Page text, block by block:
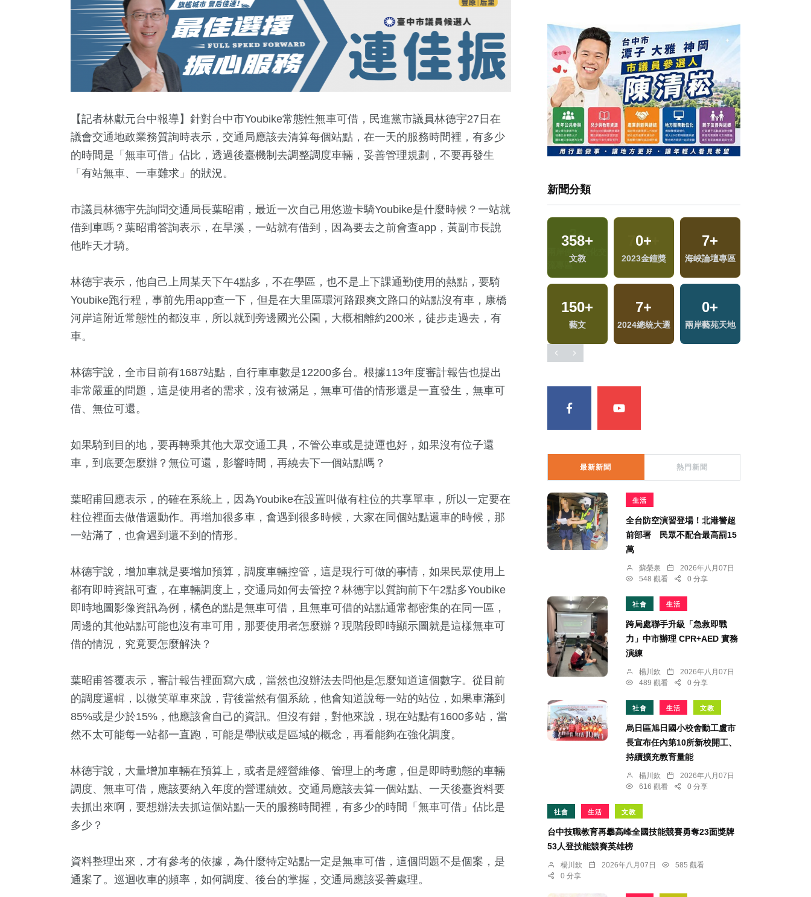
【記者林獻元台中報導】針對台中市Youbike常態性無車可借，民進黨市議員林德宇27日在
議會交通地政業務質詢時表示，交通局應該去清算每個站點，在一天的服務時間裡，有多少
的時間是「無車可借」佔比，透過後臺機制去調整調度車輛，妥善管理規劃，不要再發生
「有站無車、一車難求」的狀況。
市議員林德宇先詢問交通局長葉昭甫，最近一次自己用悠遊卡騎Youbike是什麼時候？一站就
借到車嗎？葉昭甫答詢表示，在旱溪，一站就有借到，因為要去之前會查app，黃副市長說
他昨天才騎。
林德宇表示，他自己上周某天下午4點多，不在學區，也不是上下課通勤使用的熱點，要騎
Youbike跑行程，事前先用app查一下，但是在大里區環河路跟爽文路口的站點沒有車，康橋
河岸這附近常態性的都沒車，所以就到旁邊國光公園，大概相離約200米，徒步走過去，有
車。
林德宇說，全市目前有1687站點，自行車車數是12200多台。根據113年度審計報告也提出
非常嚴重的問題，這是使用者的需求，沒有被滿足，無車可借的情形還是一直發生，無車可
借、無位可還。
如果騎到目的地，要再轉乘其他大眾交通工具，不管公車或是捷運也好，如果沒有位子還
車，到底要怎麼辦？無位可還，影響時間，再繞去下一個站點嗎？
葉昭甫回應表示，的確在系統上，因為Youbike在設置叫做有柱位的共享單車，所以一定要在
柱位裡面去做借還動作。再增加很多車，會遇到很多時候，大家在同個站點還車的時候，那
一站滿了，也會遇到還不到的情形。
林德宇說，增加車就是要增加預算，調度車輛控管，這是現行可做的事情，如果民眾使用上
都有即時資訊可查，在車輛調度上，交通局如何去管控？林德宇以質詢前下午2點多Youbike
即時地圖影像資訊為例，橘色的點是無車可借，且無車可借的站點通常都密集的在同一區，
周邊的其他站點可能也沒有車可用，那要使用者怎麼辦？現階段即時顯示圖就是這樣無車可
借的情況，究竟要怎麼解決？
葉昭甫答覆表示，審計報告裡面寫六成，當然也沒辦法去問他是怎麼知道這個數字。從目前
的調度邏輯，以微笑單車來說，背後當然有個系統，他會知道說每一站的站位，如果車滿到
85%或是少於15%，他應該會自己的資訊。但沒有錯，對他來說，現在站點有1600多站，當
然不太可能每一站都一直跑，可能是帶狀或是區域的概念，再看能夠在強化調度。
林德宇說，大量增加車輛在預算上，或者是經營維修、管理上的考慮，但是即時動態的車輛
調度、無車可借，應該要納入年度的營運績效。交通局應該去算一個站點、一天後臺資料要
去抓出來啊，要想辦法去抓這個站點一天的服務時間裡，有多少的時間「無車可借」佔比是
多少？
資料整理出來，才有參考的依據，為什麼特定站點一定是無車可借，這個問題不是個案，是
通案了。巡迴收車的頻率，如何調度、後台的掌握，交通局應該妥善處理。
新聞分類
303+ 1+
福建林公信俗文
+
熱門
295+
財經及消費
39+
影視
965+
生活
5+
綜藝
2+ 358+
文教
0+
2023金鐘獎
7+
海峽論壇專區
150+
藝文
7+
2024總統大選
0+
兩岸藝苑天地
最新新聞 熱門新聞
生活
全台防空演習登場！北港警超
前部署 民眾不配合最高罰15
萬
蘇榮泉
2026年八月07日
548 觀看
0 分享
社會 生活
跨局處聯手升級「急救即戰
力」中市辦理 CPR+AED 實務
演練
楊川欽
2026年八月07日
489 觀看
0 分享
社會 生活 文教
烏日區旭日國小校舍動工盧市
長宣布任內第10所新校開工、
持續擴充教育量能
楊川欽
2026年八月07日
616 觀看
0 分享
社會 生活 文教
台中技職教育再攀高峰全國技能競賽勇奪23面獎牌
53人登技能競賽英雄榜
楊川欽 2026年八月07日
585 觀看
0 分享